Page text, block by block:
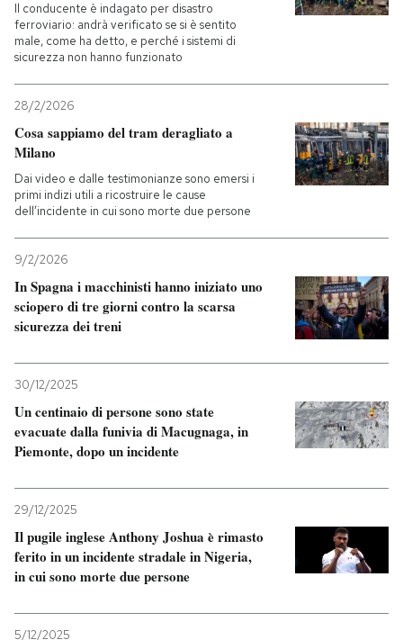
Il conducente è indagato per disastro
ferroviario: andrà verificato se si è sentito
male, come ha detto, e perché i sistemi di
sicurezza non hanno funzionato
28/2/2026
Cosa sappiamo del tram deragliato a
Milano
Dai video e dalle testimonianze sono emersi i
primi indizi utili a ricostruire le cause
dell’incidente in cui sono morte due persone
9/2/2026
In Spagna i macchinisti hanno iniziato uno
sciopero di tre giorni contro la scarsa
sicurezza dei treni
30/12/2025
Un centinaio di persone sono state
evacuate dalla funivia di Macugnaga, in
Piemonte, dopo un incidente
29/12/2025
Il pugile inglese Anthony Joshua è rimasto
ferito in un incidente stradale in Nigeria,
in cui sono morte due persone
5/12/2025